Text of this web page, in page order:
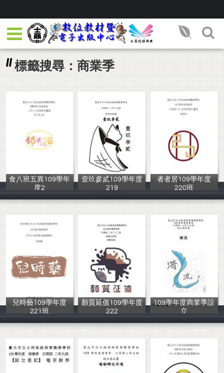
標籤搜尋：商業季
食八班五異109學年
度2
第66屆218班學
壹玖參貳109學年度
219
第66屆219班學
者者居109學年度
220班
第66屆220班學
兒時藝109學年度
221班
第66屆221班學
顏質延值109學年度
222
第66屆222班學
109學年度商業季設
立
第66屆216班學